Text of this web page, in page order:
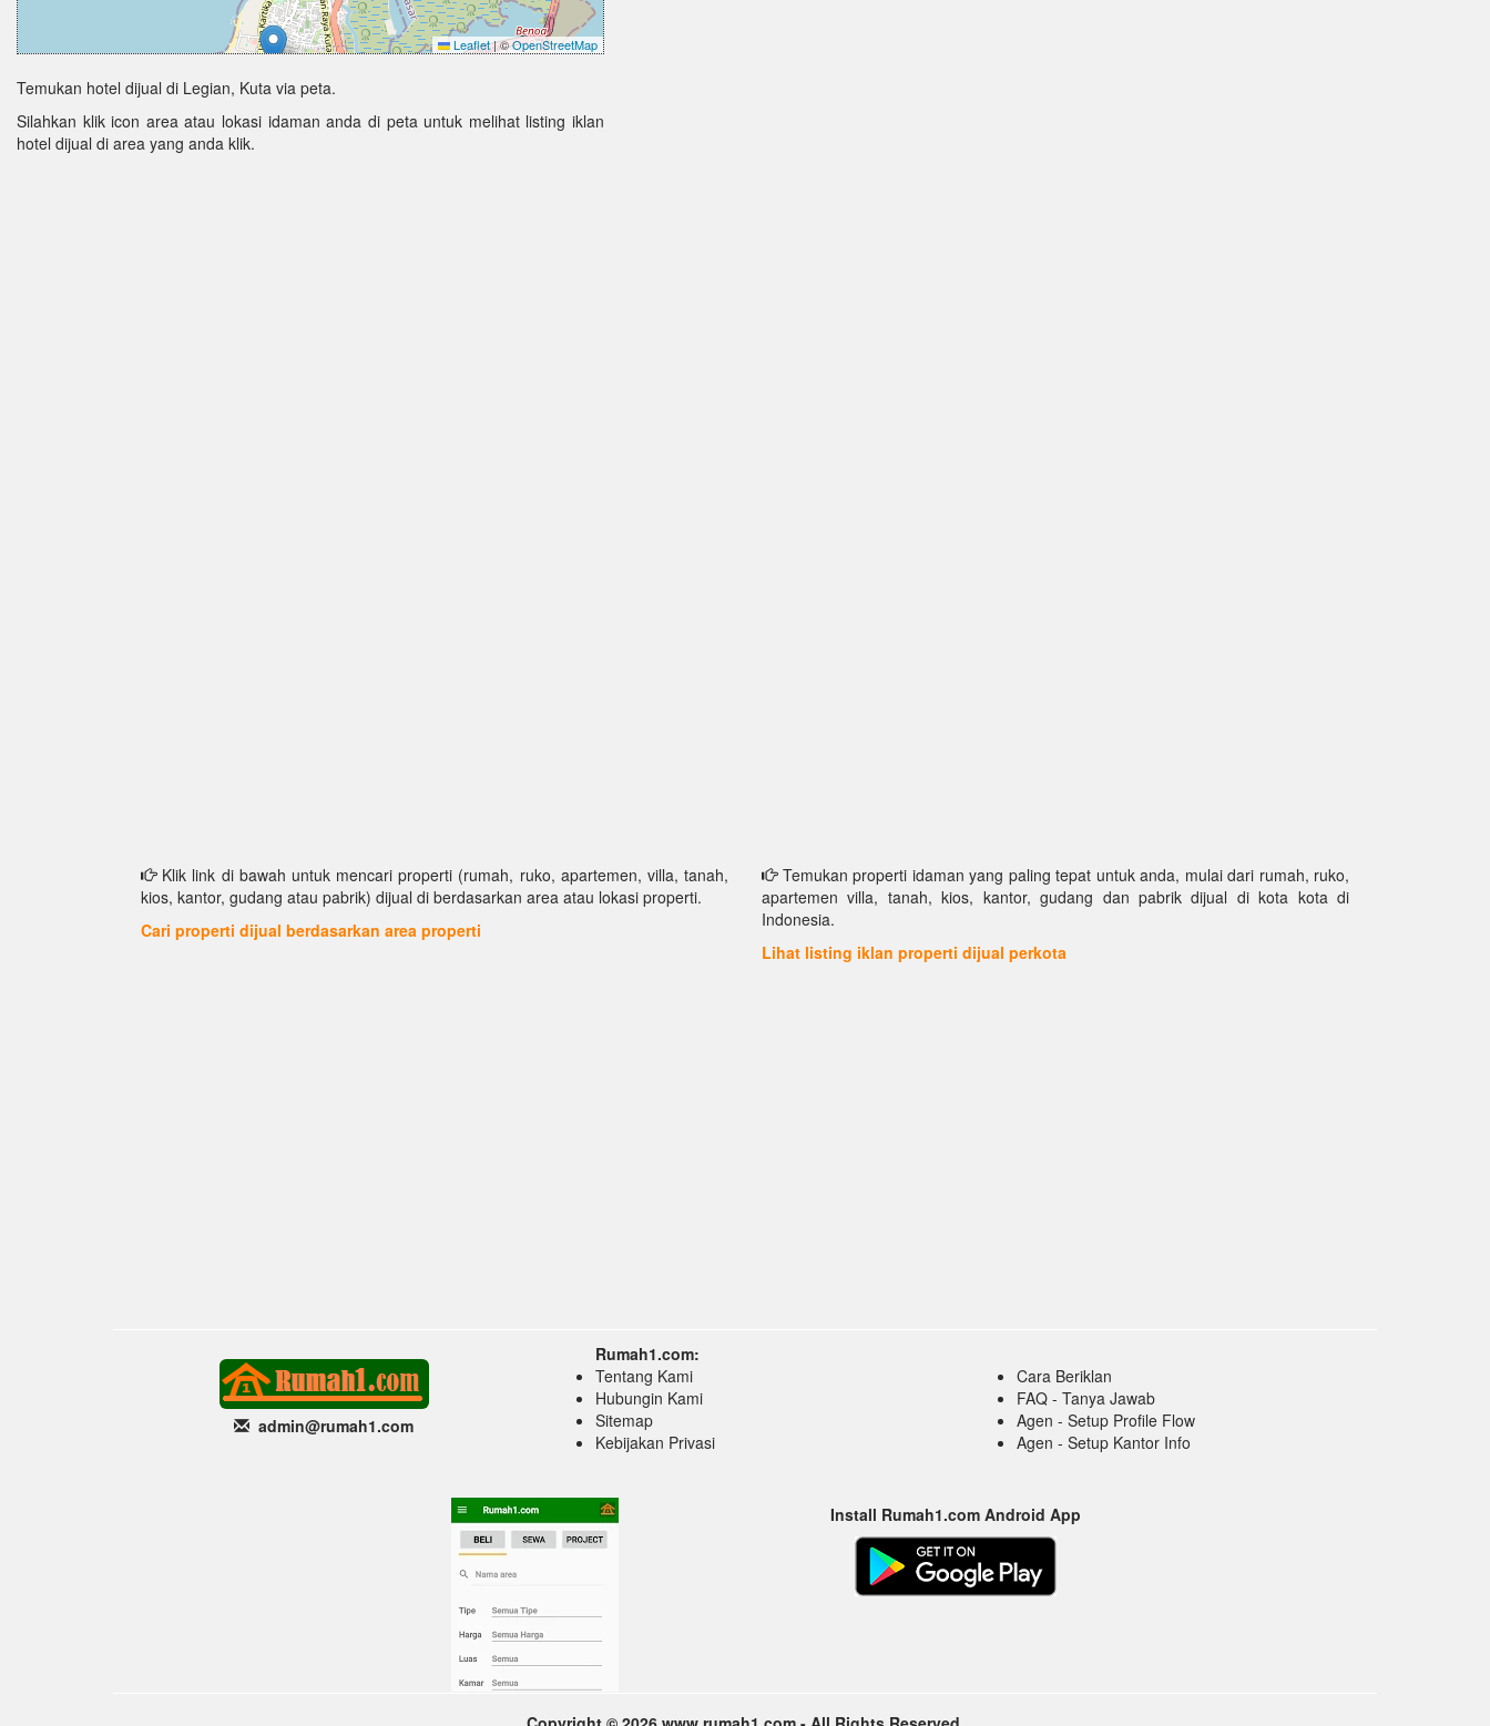
Leaflet|©OpenStreetMap
Temukan hotel dijual di Legian, Kuta via peta.
Silahkan klik icon area atau lokasi idaman anda di peta untuk melihat listing iklan
hotel dijual di area yang anda klik.
Klik link di bawah untuk mencari properti (rumah, ruko, apartemen, villa, tanah,
kios, kantor, gudang atau pabrik) dijual di berdasarkan area atau lokasi properti.
Cari properti dijual berdasarkan area properti
Temukan properti idaman yang paling tepat untuk anda, mulai dari rumah, ruko,
apartemen villa, tanah, kios, kantor, gudang dan pabrik dijual di kota kota di
Indonesia.
Lihat listing iklan properti dijual perkota
admin@rumah1.com
Rumah1.com:
Tentang Kami
Hubungin Kami
Sitemap
Kebijakan Privasi
Cara Beriklan
FAQ - Tanya Jawab
Agen - Setup Profile Flow
Agen - Setup Kantor Info
Install Rumah1.com Android App